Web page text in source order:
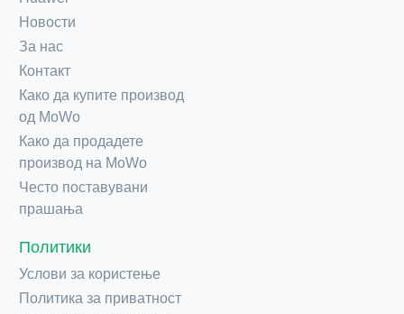
Новости
За нас
Контакт
Како да купите производ
од MoWo
Како да продадете
производ на MoWo
Често поставувани
прашања
Политики
Услови за користење
Политика за приватност